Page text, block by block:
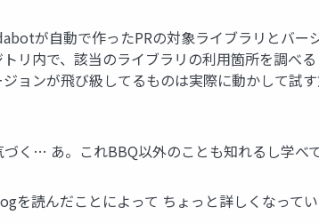
が自動で作ったPRの対象ライブラリとバー
リ内で、該当のライブラリの利用箇所を調べ
ョンが飛び級してるものは実際に動かして試
く… あ。これBBQ以外のことも知れるし学
を読んだことによって ちょっと詳しくなって